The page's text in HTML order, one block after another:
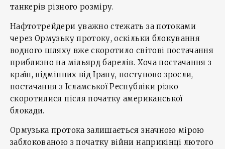
танкерів різного розміру.
Нафтотрейдери уважно стежать за потоками
через Ормузьку протоку, оскільки блокування
водного шляху вже скоротило світові постачання
приблизно на мільярд барелів. Хоча постачання з
країн, відмінних від Ірану, поступово зросли,
постачання з Ісламської Республіки різко
скоротилися після початку американської
блокади.
Ормузька протока залишається значною мірою
заблокованою з початку війни наприкінці лютого